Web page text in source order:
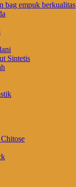
bag empuk berkualitas
Sintetis